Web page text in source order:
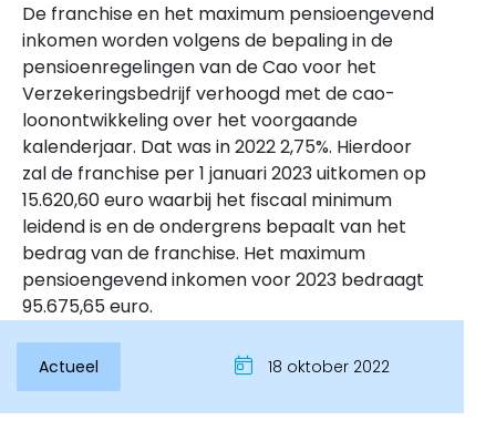
Inloggen
De franchise en het maximum pensioengevend
inkomen worden volgens de bepaling in de
pensioenregelingen van de Cao voor het
Verzekeringsbedrijf verhoogd met de cao-
loonontwikkeling over het voorgaande
kalenderjaar. Dat was in 2022 2,75%. Hierdoor
zal de franchise per 1 januari 2023 uitkomen op
15.620,60 euro waarbij het fiscaal minimum
leidend is en de ondergrens bepaalt van het
bedrag van de franchise. Het maximum
pensioengevend inkomen voor 2023 bedraagt
95.675,65 euro.
Actueel 18 oktober 2022